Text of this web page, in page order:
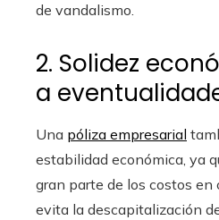
de vandalismo.
2. Solidez
a
Una póliza empresarial
estabilidad económica, ya
gran parte de los costos en
evita la descapitalización